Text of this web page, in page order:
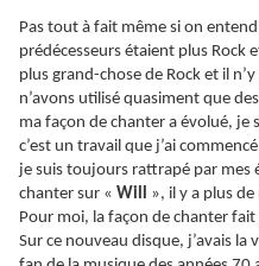
Pas tout à fait même si on
prédécesseurs étaient plus Rock
plus grand-chose de Rock et il
n’avons utilisé quasiment que
ma façon de chanter a évolué, je
c’est un travail que j’ai
je suis toujours rattrapé par mes
chanter sur « Will », il y a plus
Pour moi, la façon de chanter
Sur ce nouveau disque, j’avais la